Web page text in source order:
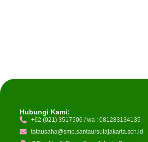
Hubungi Kami:
+62 (021) 3517506 / wa : 081283134135
tatausaha@smp.santaursulajakarta.sch.id